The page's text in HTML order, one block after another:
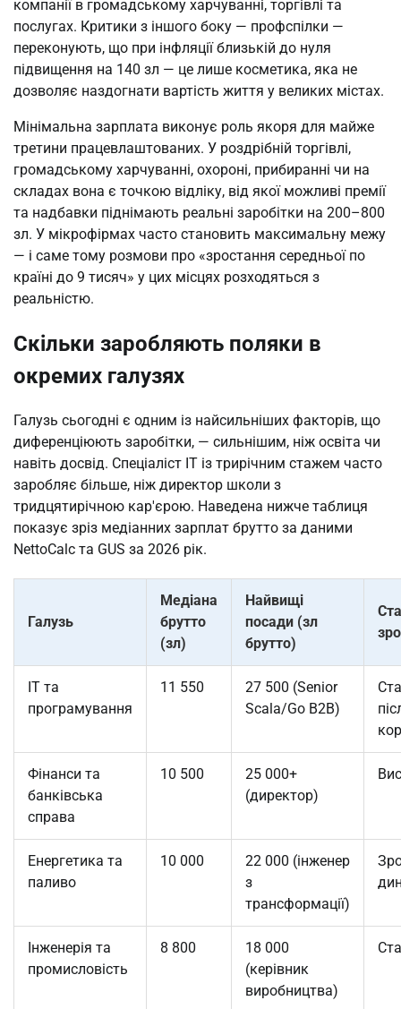
компанії в громадському харчуванні, торгівлі та
послугах. Критики з іншого боку — профспілки —
переконують, що при інфляції близькій до нуля
підвищення на 140 зл — це лише косметика, яка не
дозволяє наздогнати вартість життя у великих містах.
Мінімальна зарплата виконує роль якоря для майже
третини працевлаштованих. У роздрібній торгівлі,
громадському харчуванні, охороні, прибиранні чи на
складах вона є точкою відліку, від якої можливі премії
та надбавки піднімають реальні заробітки на 200–800
зл. У мікрофірмах часто становить максимальну межу
— і саме тому розмови про «зростання середньої по
країні до 9 тисяч» у цих місцях розходяться з
реальністю.
Скільки заробляють поляки в
окремих галузях
Галузь сьогодні є одним із найсильніших факторів, що
диференціюють заробітки, — сильнішим, ніж освіта чи
навіть досвід. Спеціаліст IT із трирічним стажем часто
заробляє більше, ніж директор школи з
тридцятирічною кар'єрою. Наведена нижче таблиця
показує зріз медіанних зарплат брутто за даними
NettoCalc та GUS за 2026 рік.
Галузь
Медіана
брутто
(зл)
Найвищі
посади (зл
брутто)
IT та
програмування
11 550
27 500 (Senior
Scala/Go B2B)
Фінанси та
банківська
справа
10 500
25 000+
(директор)
Енергетика та
паливо
10 000
22 000 (інженер
з
трансформації)
Інженерія та
промисловість
8 800
18 000
(керівник
виробництва)